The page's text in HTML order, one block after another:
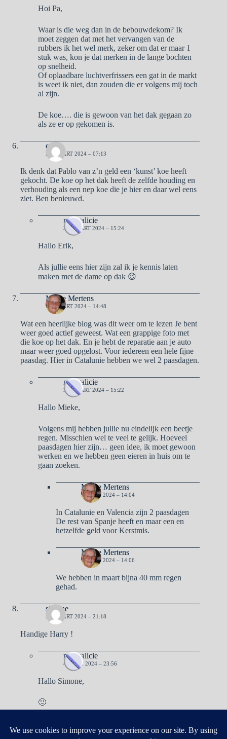
Hoi Pa,
Waar is die weg dan in de bebouwdekom? Ik
moet zeggen dat met het vervangen van de
rubbers ik het wel merk, zeker om dat er maar 1
stuk was, kon je dat merken in de lange bochten
op snelheid.
Of oplaadbare luchtverfrissers een gat in de markt
is weet ik niet, dan zouden die er volgens mij toch
al zijn.
De koe…. die is gewoon van het dak gegaan zo
als ze er op gekomen is.
erik
29 MAART 2024 – 07:13
Ik denk dat Pablo van z’n geld een ‘kunst’ koe heeft
gekocht. De koe op het dak heeft de zelfde houding en
verhouding als een nep koe die je hier en daar wel eens
ziet. Ben benieuwd.
naargalicie
31 MAART 2024 – 15:24
Hallo Erik,
Als jullie eens hier zijn zal ik je kennis laten
maken met de dame op dak 😉
Mieke Mertens
29 MAART 2024 – 14:48
Wat een heerlijke blog was dit weer om te lezen Je bent
weer goed actief geweest. Wat een grappige foto met
die koe op het dak. En je hebt de reparatie aan je auto
maar weer goed opgelost. Voor iedereen een hele fijne
paasdag. Hier in Catalunie hebben we wel 2 paasdagen.
naargalicie
31 MAART 2024 – 15:22
Hallo Mieke,
Volgens mij hebben jullie nu eindelijk een beetje
regen. Misschien wel te veel te gelijk. Hoeveel
paasdagen hier zijn… geen idee, ik moet gewoon
werken en we hebben geen eieren in huis om te
gaan zoeken.
Mieke Mertens
1 APRIL 2024 – 14:04
In Catalunie en Valencia zijn 2 paasdagen
De rest van Spanje heeft en maar een en
hetzelfde geld voor Kerstmis.
Mieke Mertens
1 APRIL 2024 – 14:06
We hebben in maart bijna 40 mm regen
gehad.
simone
31 MAART 2024 – 21:18
Handige Harry !
naargalicie
4 APRIL 2024 – 23:56
Hallo Simone,
🙂